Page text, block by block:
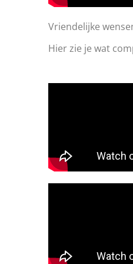
Vriendelijke
Hier zie je wat